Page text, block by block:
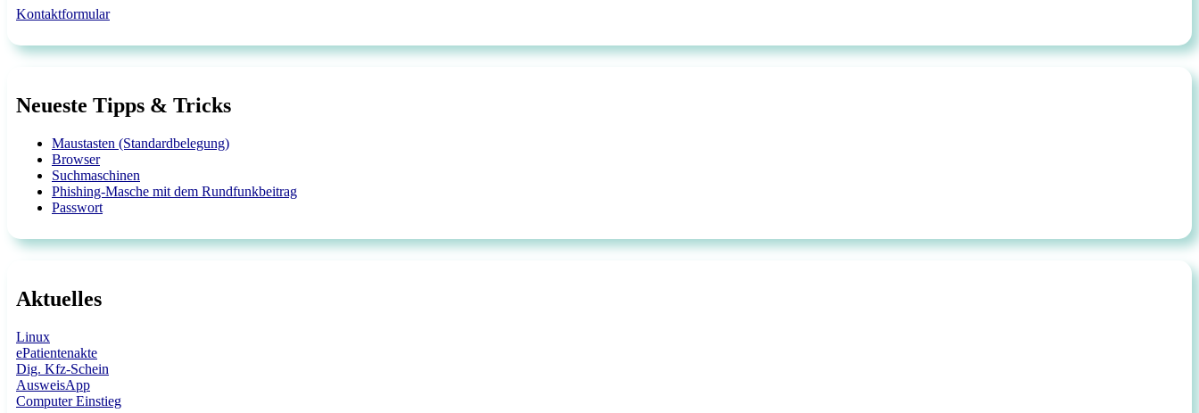
Kontaktformular
Neueste Tipps & Tricks
Maustasten (Standardbelegung)
Browser
Suchmaschinen
Phishing-Masche mit dem Rundfunkbeitrag
Passwort
Aktuelles
Linux
ePatientenakte
Dig. Kfz-Schein
AusweisApp
Computer Einstieg